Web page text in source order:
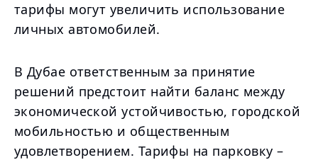
тарифы могут увеличить использование
личных автомобилей.
В Дубае ответственным за принятие
решений предстоит найти баланс между
экономической устойчивостью, городской
мобильностью и общественным
удовлетворением. Тарифы на парковку –